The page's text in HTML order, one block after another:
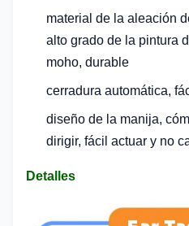
material de la aleación
alto grado de la pintura
moho, durable
cerradura automática,
diseño de la manija,
dirigir, fácil actuar y no
Detalles